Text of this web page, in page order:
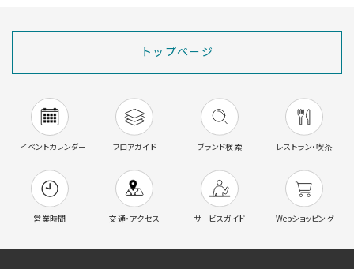
トップページ
イベントカレンダー フロアガイド ブランド検索 レストラン・喫茶
営業時間 交通・アクセス サービスガイド Webショッピング